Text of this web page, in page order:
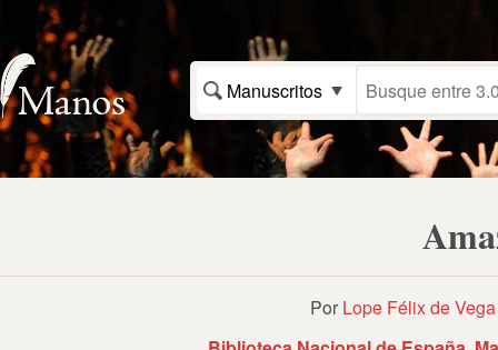
Manuscritos
Por Lope Félix de